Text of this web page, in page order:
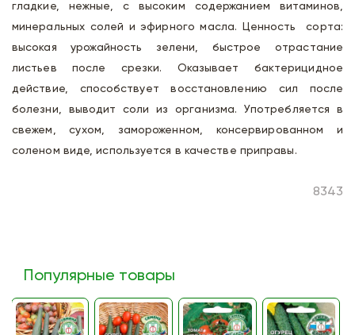
гладкие, нежные, с высоким содержанием витаминов,
минеральных солей и эфирного масла. Ценность сорта:
высокая урожайность зелени, быстрое отрастание
листьев после срезки. Оказывает бактерицидное
действие, способствует восстановлению сил после
болезни, выводит соли из организма. Употребляется в
свежем, сухом, замороженном, консервированном и
соленом виде, используется в качестве приправы.
8343
Популярные товары